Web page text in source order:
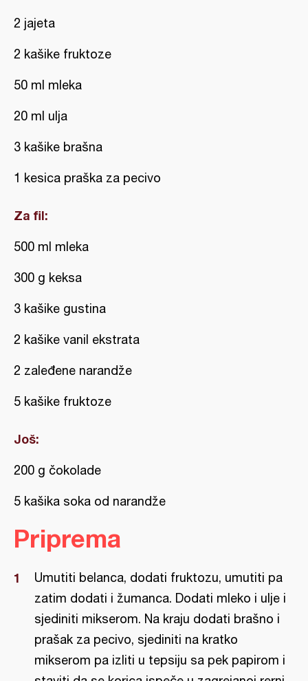
2 jajeta
2 kašike fruktoze
50 ml mleka
20 ml ulja
3 kašike brašna
1 kesica praška za pecivo
Za fil:
500 ml mleka
300 g keksa
3 kašike gustina
2 kašike vanil ekstrata
2 zaleđene narandže
5 kašike fruktoze
Još:
200 g čokolade
5 kašika soka od narandže
Priprema
Umutiti belanca, dodati fruktozu, umutiti pa
zatim dodati i žumanca. Dodati mleko i ulje i
sjediniti mikserom. Na kraju dodati brašno i
prašak za pecivo, sjediniti na kratko
mikserom pa izliti u tepsiju sa pek papirom i